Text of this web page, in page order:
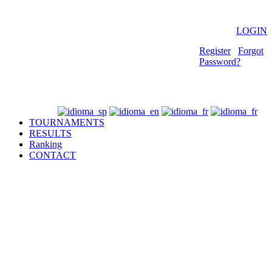
LOGIN
Register
Forgot
Password?
TOURNAMENTS
RESULTS
Ranking
CONTACT